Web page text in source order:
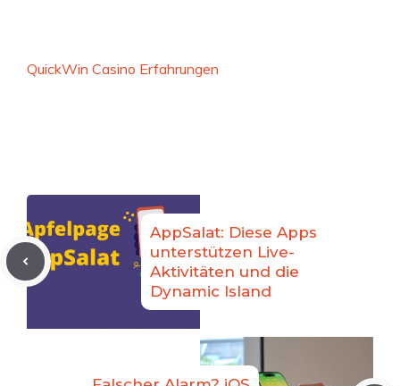
QuickWin Casino Erfahrungen
AppSalat: Diese Apps
unterstützen Live-
Aktivitäten und die
Dynamic Island